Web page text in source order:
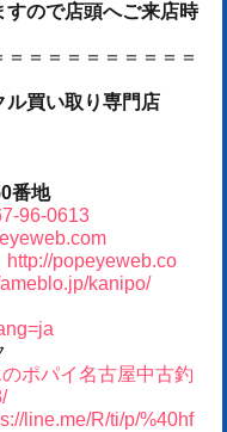
ので店頭へご来店時
＝＝＝＝＝＝＝＝＝
ル買い取り専門店
番地
96-0613
http://popeyeweb.co
kanipo/
ポパイ名古屋中古釣
line.me/R/ti/p/%40hf